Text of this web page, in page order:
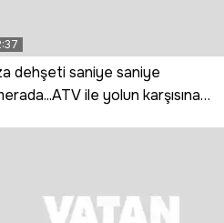
dehşeti saniye saniye
ile yolun karşısına